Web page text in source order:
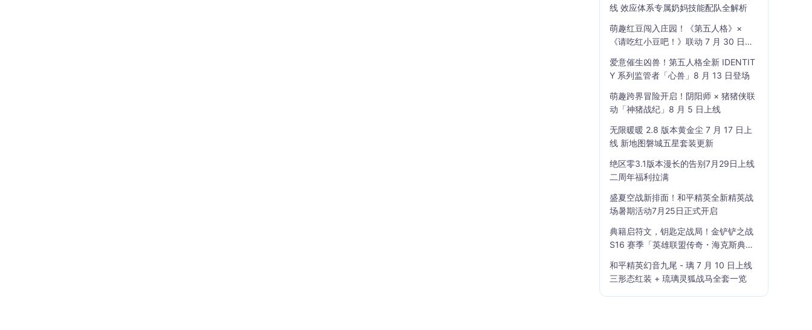
线 效应体系专属奶妈技能配队全解析
萌趣红豆闯入庄园！《第五人格》×
《请吃红小豆吧！》联动 7 月 30 日开
爱意催生凶兽！第五人格全新 IDENTIT
Y 系列监管者「心兽」8 月 13 日登场
萌趣跨界冒险开启！阴阳师 × 猪猪侠联
动「神猪战纪」8 月 5 日上线
无限暖暖 2.8 版本黄金尘 7 月 17 日上
线 新地图磐城五星套装更新
绝区零3.1版本漫长的告别7月29日上线
二周年福利拉满
盛夏空战新排面！和平精英全新精英战
场暑期活动7月25日正式开启
典籍启符文，钥匙定战局！金铲铲之战
S16 赛季「英雄联盟传奇・海克斯典
和平精英幻音九尾 - 璃 7 月 10 日上线
三形态红装 + 琉璃灵狐战马全套一览